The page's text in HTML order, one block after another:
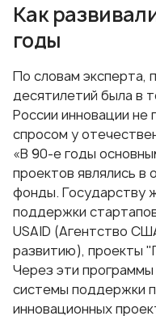
Как
годы
По словам эксперта,
десятилетий была в
России инновации не
спросом у
«В 90-е годы
проектов являлись
фонды. Государству
поддержки
USAID (Агентство
развитию), проекты
Через эти
системы поддержки
инновационных